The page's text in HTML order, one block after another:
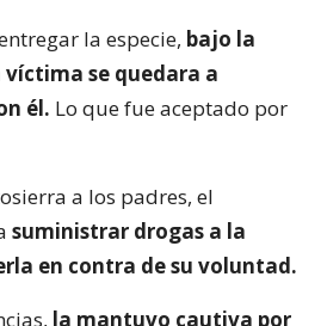
la especie, bajo la
se quedara a
él. Lo que fue aceptado por
a los padres, el
suministrar drogas a la
en contra de su voluntad.
la mantuvo cautiva por